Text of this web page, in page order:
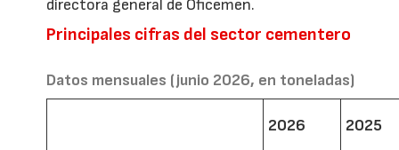
directora general de Oficemen.
Principales cifras del sector cementero
Datos mensuales (junio 2026, en toneladas)
2026 2025